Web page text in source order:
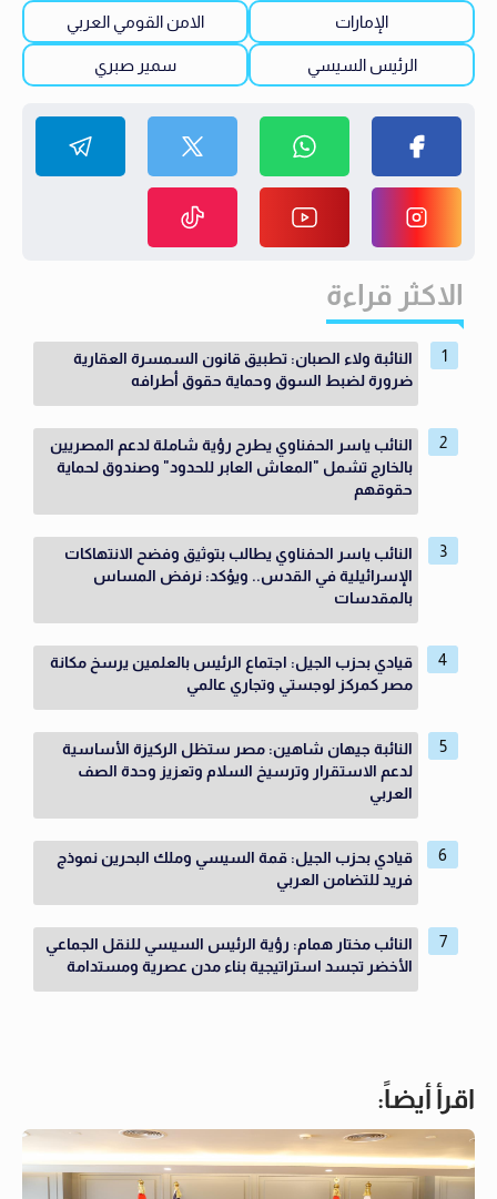
الإمارات الامن القومي العربي
الرئيس السيسي سمير صبري
الاكثر قراءة
النائبة ولاء الصبان: تطبيق قانون السمسرة العقارية
ضرورة لضبط السوق وحماية حقوق أطرافه
النائب ياسر الحفناوي يطرح رؤية شاملة لدعم المصريين
بالخارج تشمل "المعاش العابر للحدود" وصندوق لحماية
حقوقهم
النائب ياسر الحفناوي يطالب بتوثيق وفضح الانتهاكات
الإسرائيلية في القدس.. ويؤكد: نرفض المساس
بالمقدسات
قيادي بحزب الجيل: اجتماع الرئيس بالعلمين يرسخ مكانة
مصر كمركز لوجستي وتجاري عالمي
النائبة جيهان شاهين: مصر ستظل الركيزة الأساسية
لدعم الاستقرار وترسيخ السلام وتعزيز وحدة الصف
العربي
قيادي بحزب الجيل: قمة السيسي وملك البحرين نموذج
فريد للتضامن العربي
النائب مختار همام: رؤية الرئيس السيسي للنقل الجماعي
الأخضر تجسد استراتيجية بناء مدن عصرية ومستدامة
اقرأ أيضاً: